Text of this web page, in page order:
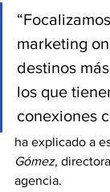
marketing
destinos
los que
conexiones
ha explicado a
Gómez,
agencia.